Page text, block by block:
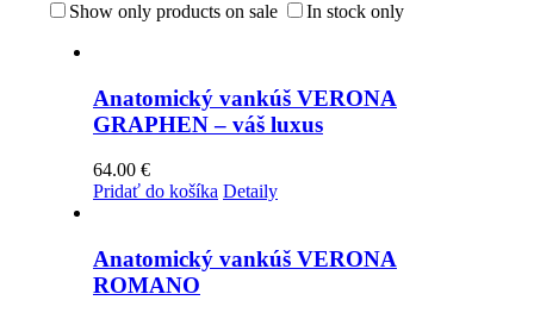
Show only products on sale
In stock only
Anatomický vankúš VERONA
GRAPHEN – váš luxus
64.00 €
Pridať do košíka Detaily
Anatomický vankúš VERONA
ROMANO